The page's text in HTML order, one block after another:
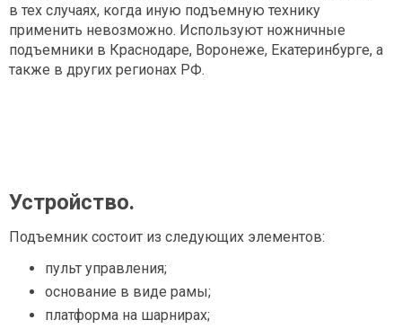
в тех случаях, когда иную подъемную технику
применить невозможно. Используют ножничные
подъемники в Краснодаре, Воронеже, Екатеринбурге, а
также в других регионах РФ.
Устройство.
Подъемник состоит из следующих элементов:
пульт управления;
основание в виде рамы;
платформа на шарнирах;